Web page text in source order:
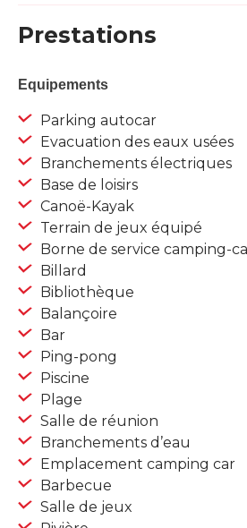
Prestations
Equipements
Parking autocar
Evacuation des eaux usées
Branchements électriques
Base de loisirs
Canoë-Kayak
Terrain de jeux équipé
Borne de service camping-
Billard
Bibliothèque
Balançoire
Bar
Ping-pong
Piscine
Plage
Salle de réunion
Branchements d’eau
Emplacement camping car
Barbecue
Salle de jeux